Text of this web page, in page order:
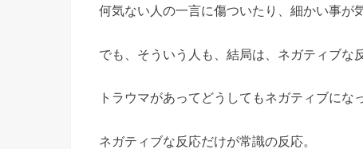
何気ない人の一言に傷ついたり、細かい事が
でも、そういう人も、結局は、ネガティブな
トラウマがあってどうしてもネガティブにな
ネガティブな反応だけが常識の反応。